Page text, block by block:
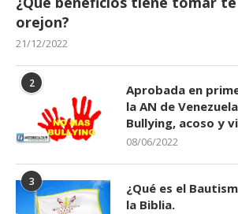
orejon?
21/12/2022
2
Aprobada en
la AN de
Bullying, acoso y
08/06/2022
3
¿Qué es el
la Biblia.